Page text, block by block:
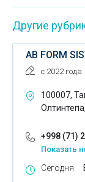
Классические
Ключи для
Листогиб
Манометры
Полимерное
изделия
Продукция cerva
Другие
AB FORM
с 2022 года
100007,
+998 (71)
Показать
Сегодня